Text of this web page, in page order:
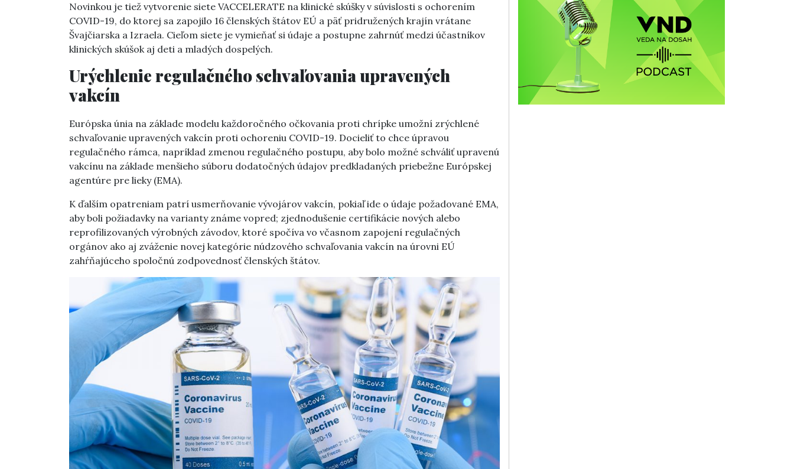
Novinkou je tiež vytvorenie siete VACCELERATE na klinické skúšky v súvislosti s ochorením
COVID-19, do ktorej sa zapojilo 16 členských štátov EÚ a päť pridružených krajín vrátane
Švajčiarska a Izraela. Cieľom siete je vymieňať si údaje a postupne zahrnúť medzi účastníkov
klinických skúšok aj deti a mladých dospelých.
Urýchlenie regulačného schvaľovania upravených
vakcín
Európska únia na základe modelu každoročného očkovania proti chrípke umožní zrýchlené
schvaľovanie upravených vakcín proti ochoreniu COVID-19. Docieliť to chce úpravou
regulačného rámca, napríklad zmenou regulačného postupu, aby bolo možné schváliť upravenú
vakcínu na základe menšieho súboru dodatočných údajov predkladaných priebežne Európskej
agentúre pre lieky (EMA).
K ďalším opatreniam patrí usmerňovanie vývojárov vakcín, pokiaľ ide o údaje požadované EMA,
aby boli požiadavky na varianty známe vopred; zjednodušenie certifikácie nových alebo
reprofilizovaných výrobných závodov, ktoré spočíva vo včasnom zapojení regulačných
orgánov ako aj zváženie novej kategórie núdzového schvaľovania vakcín na úrovni EÚ
zahŕňajúceho spoločnú zodpovednosť členských štátov.